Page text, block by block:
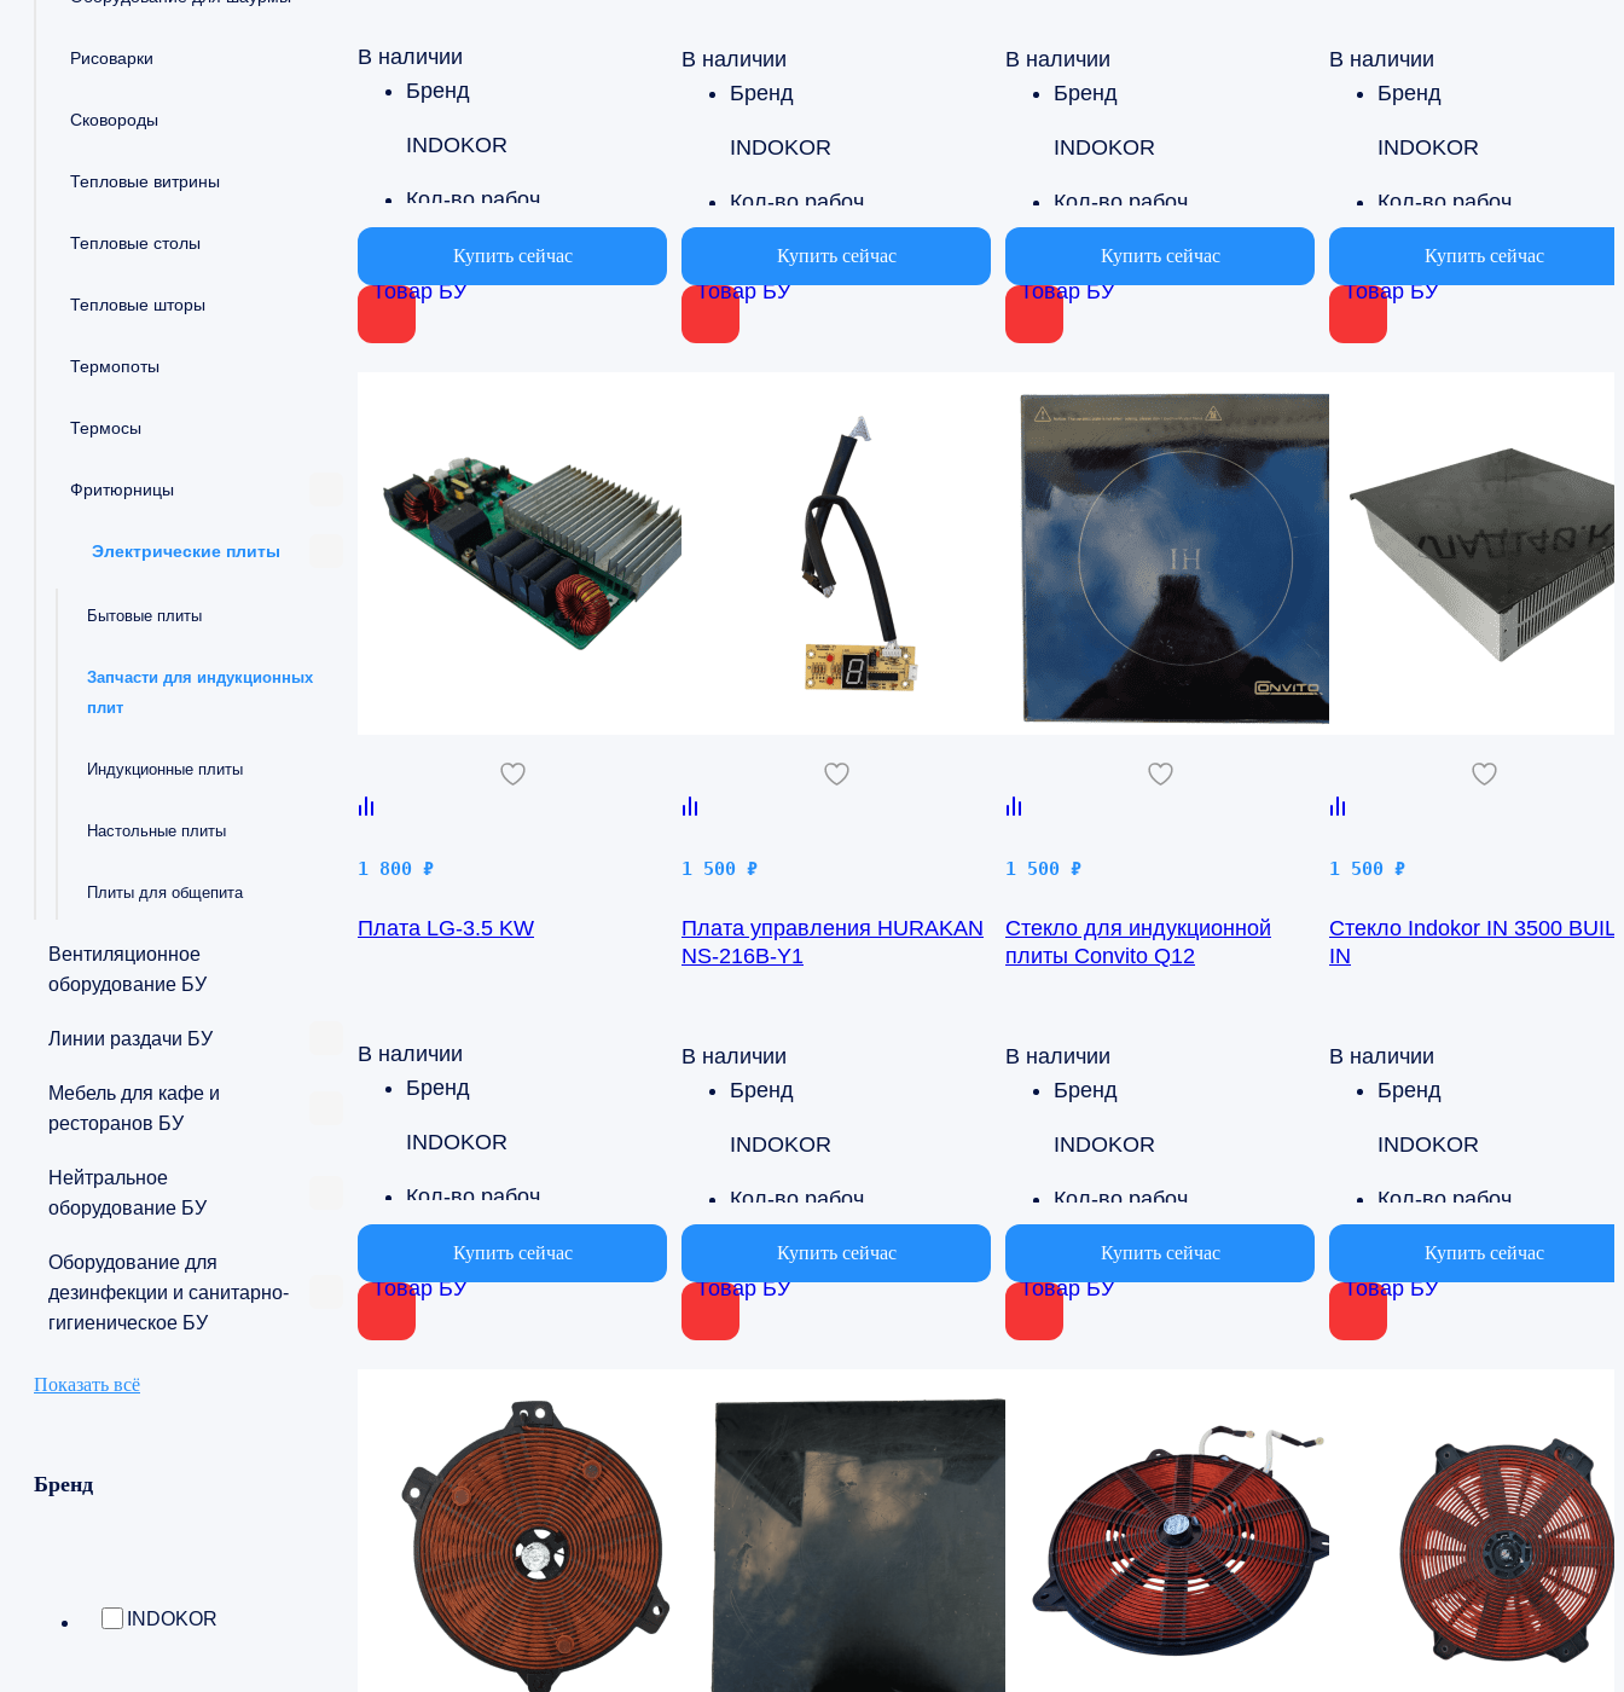
Рисоварки
Сковороды
Тепловые витрины
Тепловые столы
Тепловые шторы
Термопоты
Термосы
Фритюрницы
Электрические плиты
Бытовые плиты
Запчасти для индукционных
плит
Индукционные плиты
Настольные плиты
Плиты для общепита
Вентиляционное
оборудование БУ
Линии раздачи БУ
Мебель для кафе и
ресторанов БУ
Нейтральное
оборудование БУ
Оборудование для
дезинфекции и санитарно-
гигиеническое БУ
Показать всё
Бренд
INDOKOR
Товар БУ
В наличии
Бренд
INDOKOR
Купить сейчас
Товар БУ
В наличии
Бренд
INDOKOR
Купить сейчас
Товар БУ
В наличии
Бренд
INDOKOR
Купить сейчас
Товар БУ
В наличии
Бренд
INDOKOR
Купить сейчас
Товар БУ
1 800 ₽
Плата LG-3.5 KW
В наличии
Бренд
INDOKOR
Купить сейчас
Товар БУ
1 500 ₽
Плата управления HURAKAN
NS-216B-Y1
В наличии
Бренд
INDOKOR
Купить сейчас
Товар БУ
1 500 ₽
Стекло для индукционной
плиты Convito Q12
В наличии
Бренд
INDOKOR
Купить сейчас
Товар БУ
1 500 ₽
Стекло Indokor IN 3500
IN
В наличии
Бренд
INDOKOR
Купить сейчас